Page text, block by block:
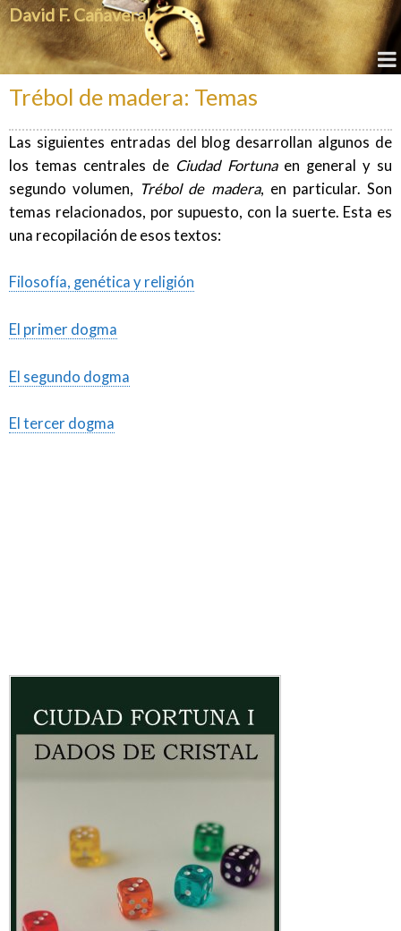
David F. Cañaveral
Trébol de madera: Temas
Las siguientes entradas del blog desarrollan algunos de
los temas centrales de Ciudad Fortunaen general y su
segundo volumen, Trébol de madera, en particular. Son
temas relacionados, por supuesto, con la suerte. Esta es
una recopilación de esos textos:
Filosofía, genética y religión
El primer dogma
El segundo dogma
El tercer dogma